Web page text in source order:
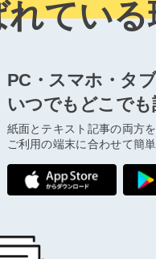
ている
PC・スマホ・タ
いつでもどこでも
紙面とテキスト記事の両方
ご利用の端末に合わせて簡